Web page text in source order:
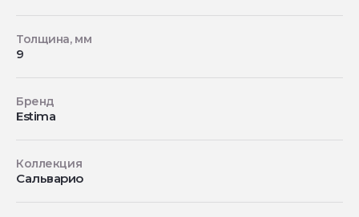
Толщина, мм
9
Бренд
Estima
Коллекция
Сальварио